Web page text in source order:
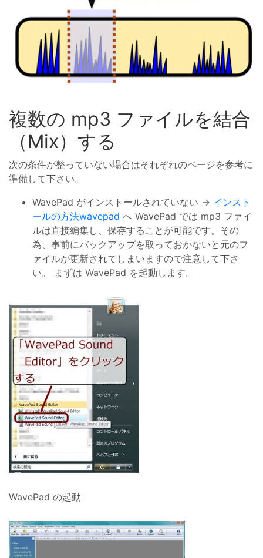
複数の mp3 ファイルを結合
（Mix）する
次の条件が整っていない場合はそれぞれのページを参考に
準備して下さい。
WavePad がインストールされていない → インスト
ールの方法wavepad へ WavePad では mp3 ファイ
ルは直接編集し、保存することが可能です。その
為、事前にバックアップを取っておかないと元のフ
ァイルが更新されてしまいますので注意して下さ
い。 まずは WavePad を起動します。
WavePad の起動